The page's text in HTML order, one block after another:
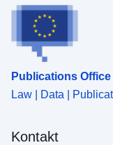
Publications
Law | Data |
Kontakt